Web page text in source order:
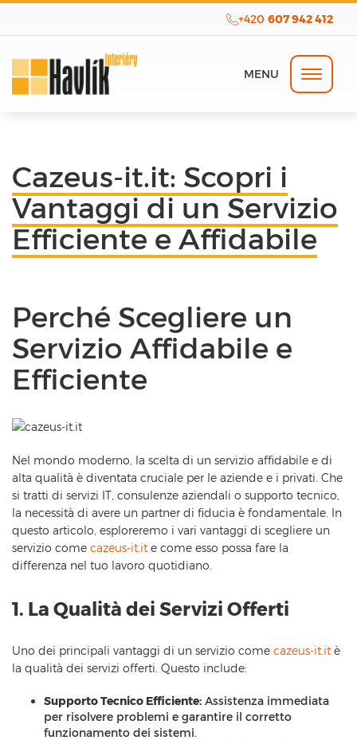
+420 607 942 412
Cazeus-it.it: Scopri i
Vantaggi di un Servizio
Efficiente e Affidabile
Perché Scegliere un
Servizio Affidabile e
Efficiente
Nel mondo moderno, la scelta di un servizio affidabile e di
alta qualità è diventata cruciale per le aziende e i privati. Che
si tratti di servizi IT, consulenze aziendali o supporto tecnico,
la necessità di avere un partner di fiducia è fondamentale. In
questo articolo, esploreremo i vari vantaggi di scegliere un
servizio come cazeus-it.it e come esso possa fare la
differenza nel tuo lavoro quotidiano.
1. La Qualità dei Servizi Offerti
Uno dei principali vantaggi di un servizio come cazeus-it.it è
la qualità dei servizi offerti. Questo include:
Supporto Tecnico Efficiente: Assistenza immediata
per risolvere problemi e garantire il corretto
funzionamento dei sistemi.